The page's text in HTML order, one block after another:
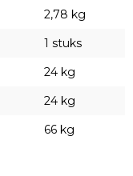
2,78 kg
1 stuks
24 kg
24 kg
66 kg